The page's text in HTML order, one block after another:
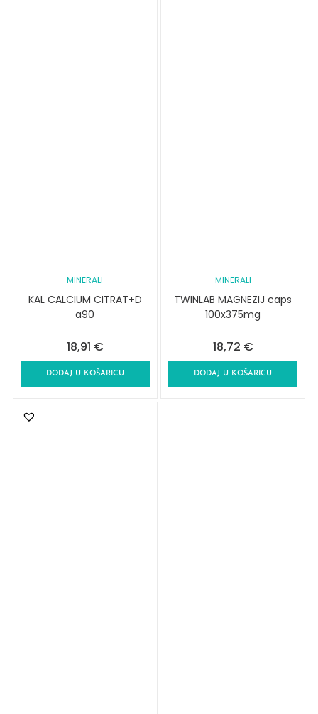
MINERALI
KAL CALCIUM CITRAT+D
a90
18,91 €
DODAJ U KOŠARICU
MINERALI
TWINLAB MAGNEZIJ caps
100x375mg
18,72 €
DODAJ U KOŠARICU